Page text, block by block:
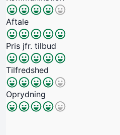
Aftale
Pris jfr. tilbud
Tilfredshed
Oprydning